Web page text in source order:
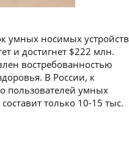
умных носимых устройств
и достигнет $222 млн.
востребованностью
В России, к
пользователей умных
только 10-15 тыс.